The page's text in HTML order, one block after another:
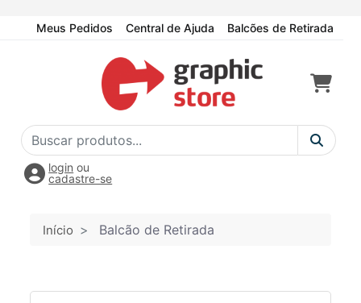
Meus Pedidos Central de Ajuda Balcões de Retirada
login ou
cadastre-se
Início Balcão de Retirada